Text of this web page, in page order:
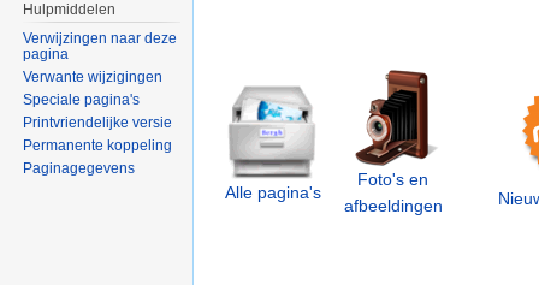
___
Alle pagina's
Foto's en
afbeeldingen
Hulpmiddelen
Verwijzingen naar deze
pagina
Verwante wijzigingen
Speciale pagina's
Printvriendelijke versie
Permanente koppeling
Paginagegevens